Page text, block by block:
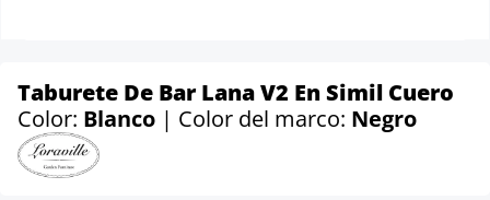
Taburete De Bar Lana V2 En Simil Cuero
Color: Blanco | Color del marco: Negro